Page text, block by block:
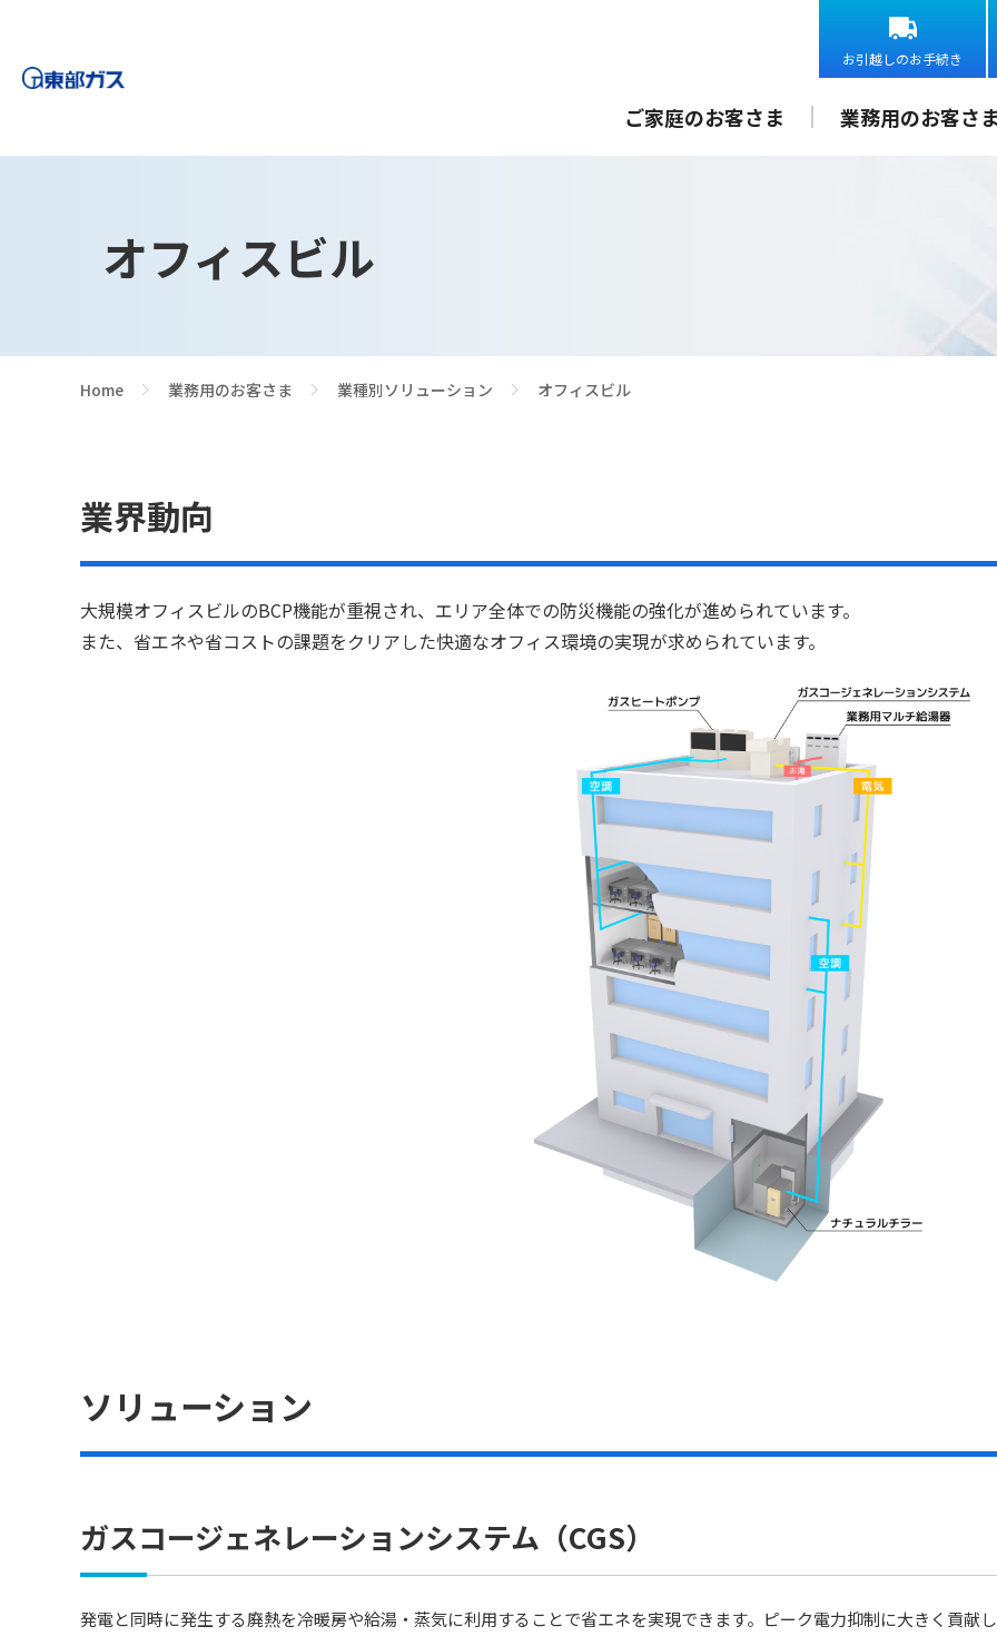
お引越しのお手続き
ご家庭のお客さま 業務用のお客さま
オフィスビル
Home 業務用のお客さま 業種別ソリューション オフィスビル
業界動向
大規模オフィスビルのBCP機能が重視され、エリア全体での防災機能の強化が進められています。
また、省エネや省コストの課題をクリアした快適なオフィス環境の実現が求められています。
ソリューション
ガスコージェネレーションシステム（CGS）
発電と同時に発生する廃熱を冷暖房や給湯・蒸気に利用することで省エネを実現できます。ピーク電力抑制に大きく貢献